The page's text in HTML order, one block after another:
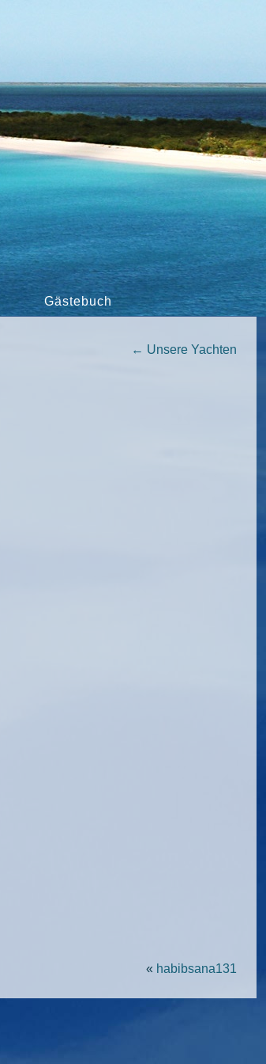
Gästebuch
← Unsere Yachten
« habibsana131